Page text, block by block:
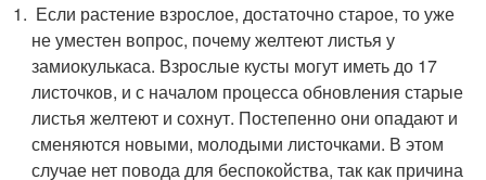
Если растение взрослое, достаточно старое, то уже
не уместен вопрос, почему желтеют листья у
замиокулькаса. Взрослые кусты могут иметь до 17
листочков, и с началом процесса обновления старые
листья желтеют и сохнут. Постепенно они опадают и
сменяются новыми, молодыми листочками. В этом
случае нет повода для беспокойства, так как причина